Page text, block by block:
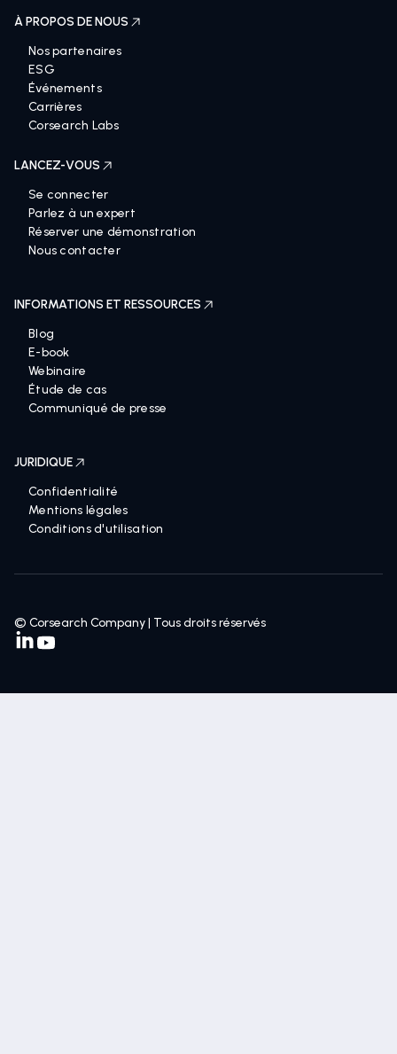
À PROPOS DE NOUS
Nos partenaires
ESG
Événements
Carrières
Corsearch Labs
LANCEZ-VOUS
Se connecter
Parlez à un expert
Réserver une démonstration
Nous contacter
INFORMATIONS ET RESSOURCES
Blog
E-book
Webinaire
Étude de cas
Communiqué de presse
JURIDIQUE
Confidentialité
Mentions légales
Conditions d'utilisation
© Corsearch Company | Tous droits réservés